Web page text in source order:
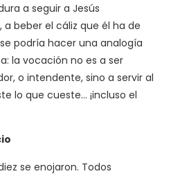
a seguir a Jesús
beber el cáliz que él ha de
podría hacer una analogía
la vocación no es a ser
o intendente, sino a servir al
lo que cueste… ¡incluso el
se enojaron. Todos